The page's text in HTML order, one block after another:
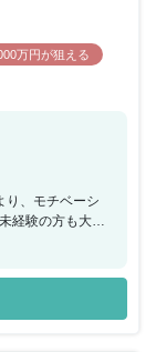
万円が狙える
り、モチベーシ
経験の方も大歓
鋭の会社のた
んか？ 【同
マンショック
インセンティブ